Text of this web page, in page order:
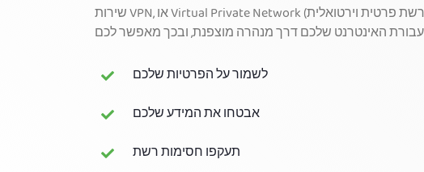
שירות VPN, או Virtual Private Network (רשת פרטית וירטואלית), הינו כלי אבטחת
לשמור על הפרטיות שלכם
אבטחו את המידע שלכם
תעקפו חסימות רשת